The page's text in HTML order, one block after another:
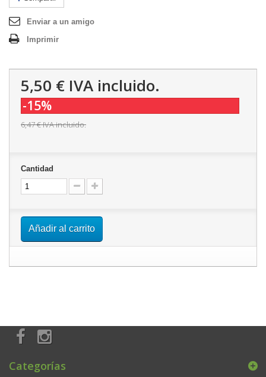
Enviar a un amigo
Imprimir
5,50 € IVA incluido.
-15%
6,47 €IVA incluido.
Cantidad
Añadir al carrito
Categorías